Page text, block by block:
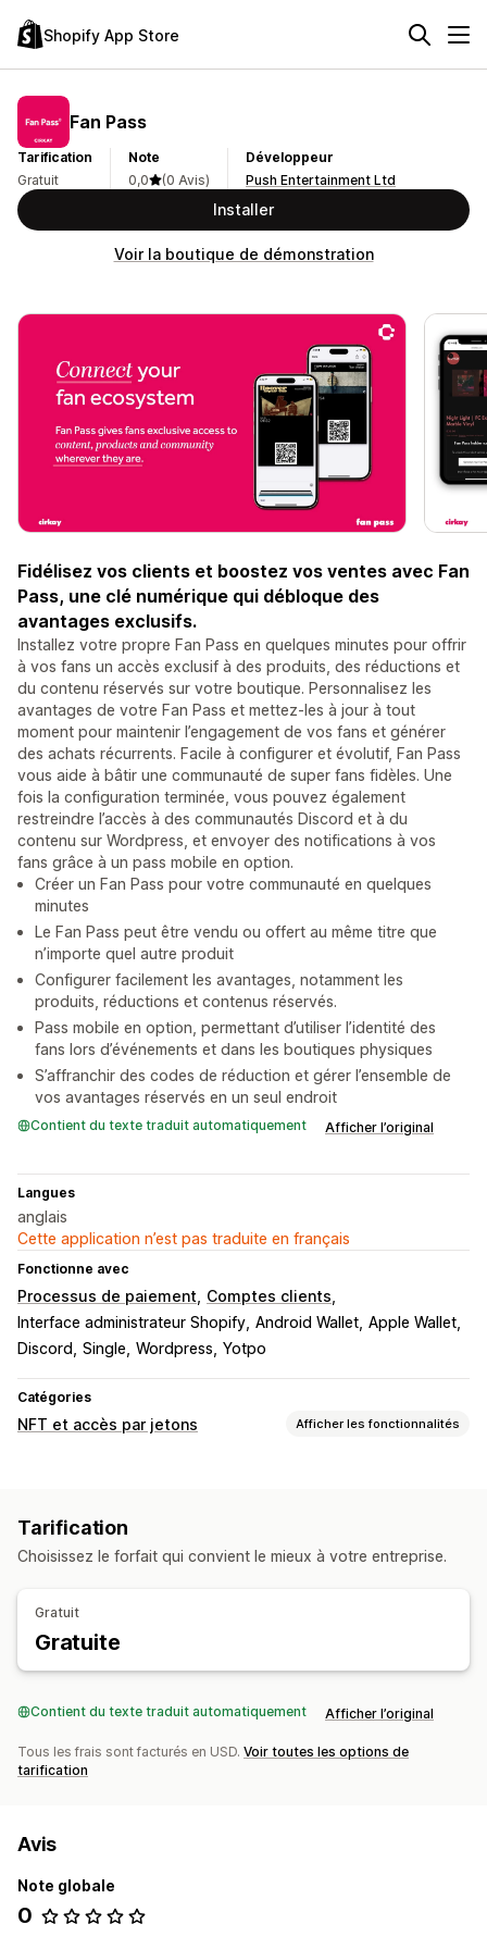
Shopify App Store
Fan Pass
Tarification
Gratuit
Note
0,0
(0 Avis)
Développeur
Push Entertainment Ltd
Installer
Voir la boutique de démonstration
Fidélisez vos clients et boostez vos ventes avec Fan
Pass, une clé numérique qui débloque des
avantages exclusifs.
Installez votre propre Fan Pass en quelques minutes pour offrir
à vos fans un accès exclusif à des produits, des réductions et
du contenu réservés sur votre boutique. Personnalisez les
avantages de votre Fan Pass et mettez-les à jour à tout
moment pour maintenir l’engagement de vos fans et générer
des achats récurrents. Facile à configurer et évolutif, Fan Pass
vous aide à bâtir une communauté de super fans fidèles. Une
fois la configuration terminée, vous pouvez également
restreindre l’accès à des communautés Discord et à du
contenu sur Wordpress, et envoyer des notifications à vos
fans grâce à un pass mobile en option.
Créer un Fan Pass pour votre communauté en quelques
minutes
Le Fan Pass peut être vendu ou offert au même titre que
n’importe quel autre produit
Configurer facilement les avantages, notamment les
produits, réductions et contenus réservés.
Pass mobile en option, permettant d’utiliser l’identité des
fans lors d’événements et dans les boutiques physiques
S’affranchir des codes de réduction et gérer l’ensemble de
vos avantages réservés en un seul endroit
Contient du texte traduit automatiquement Afficher l’original
Langues
anglais
Cette application n’est pas traduite en français
Fonctionne avec
Processus de paiement Comptes clients
Interface administrateur Shopify Android Wallet Apple Wallet
Discord
Single Wordpress Yotpo
Catégories
NFT et accès par jetons Afficher les fonctionnalités
Tarification
Choisissez le forfait qui convient le mieux à votre entreprise.
Gratuit
Gratuite
Contient du texte traduit automatiquement Afficher l’original
Tous les frais sont facturés en USD. Voir toutes les options de
tarification
Avis
Note globale
0